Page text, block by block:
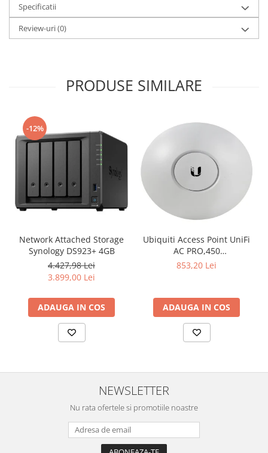
Specificatii
Review-uri(0)
PRODUSE SIMILARE
-12%
Network Attached Storage
Synology DS923+ 4GB
4.427,98 Lei
3.899,00 Lei
ADAUGA IN COS
Ubiquiti Access Point UniFi
AC PRO,450
Mbps(2.4GHz),1300
included,
802.3af/at,2x10/100/1000
RJ45 Port, Integrated 3 dBi
3x3 MIMO (2.4GHz and
5GHz),250+ Co
853,20 Lei
ADAUGA IN COS
NEWSLETTER
Nu rata ofertele si promotiile noastre